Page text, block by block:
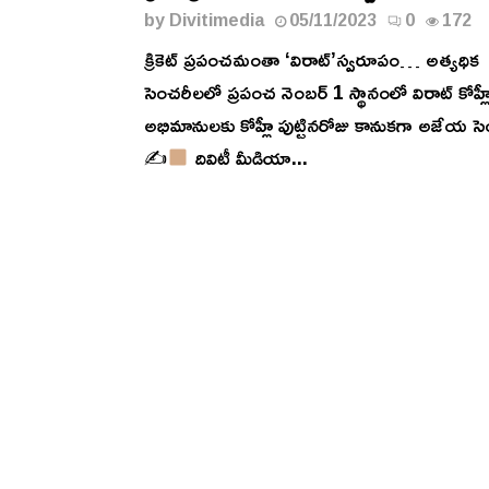
byDivitimedia 05/11/2023 0 172
క్రికెట్ ప్రపంచమంతా ‘విరాట్’స్వరూపం… అత్యధిక
సెంచరీలలో ప్రపంచ నెంబర్ 1 స్థానంలో విరాట్
అభిమానులకు కోహ్లీ పుట్టినరోజు కానుకగా అజేయ
✍
దివిటీ మీడియా...